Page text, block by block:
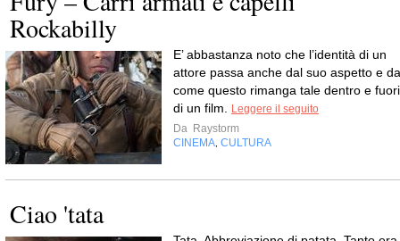
Rockabilly
E’ abbastanza noto che l’identità di un
attore passa anche dal suo aspetto e da
come questo rimanga tale dentro e fuori
di un film. Leggere il seguito
Da Raystorm
CINEMA, CULTURA
Ciao 'tata